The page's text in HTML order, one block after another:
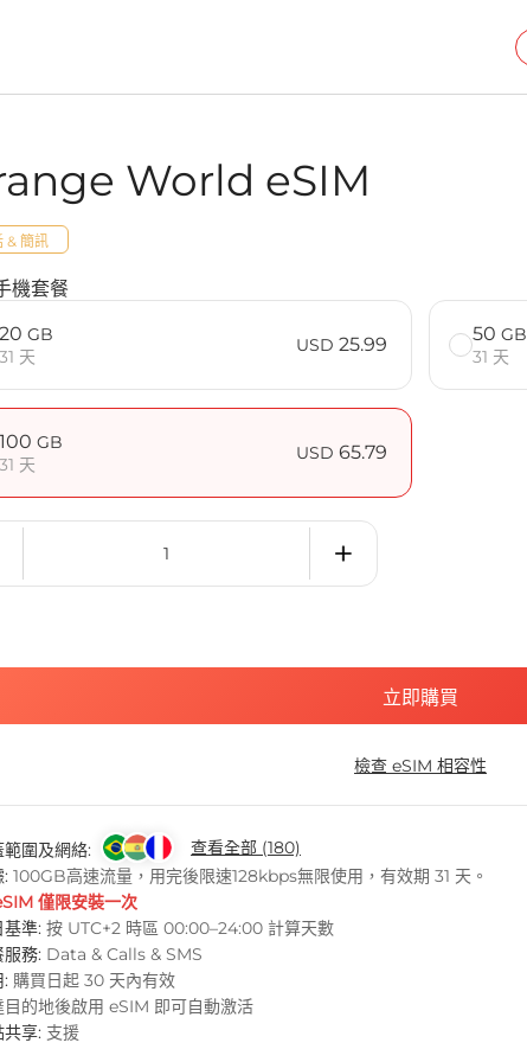
World eSIM
& 簡訊
機套餐
20 GB
31 天
USD 25.99 50 GB
31 天
100 GB
31 天
USD 65.79
立即購買
檢查 eSIM 相容性
範圍及網絡:
查看全部 (180)
: 100GB高速流量，用完後限速128kbps無限使用，有效期 31 天。
僅限安裝一次
基準: 按 UTC+2 時區 00:00–24:00 計算天數
服務: Data & Calls & SMS
: 購買日起 30 天內有效
目的地後啟用 eSIM 即可自動激活
共享: 支援